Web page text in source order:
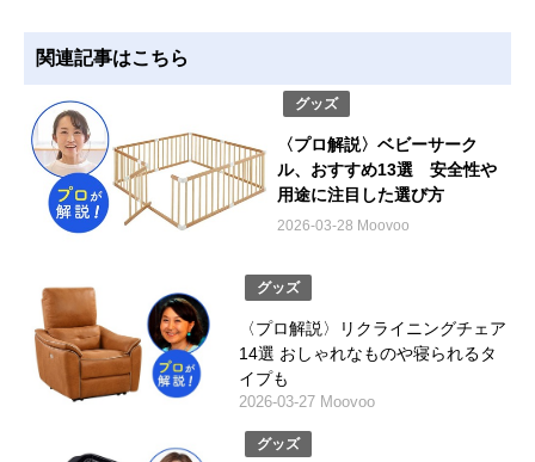
関連記事はこちら
グッズ
〈プロ解説〉ベビーサーク
ル、おすすめ13選 安全性や
用途に注目した選び方
2026-03-28 Moovoo
グッズ
〈プロ解説〉リクライニングチェア
14選 おしゃれなものや寝られるタ
イプも
2026-03-27 Moovoo
グッズ